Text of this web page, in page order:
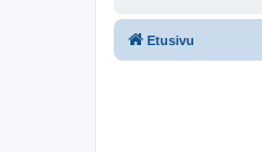
Etusivu